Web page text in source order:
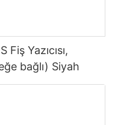
Yazıcısı,
bağlı) Siyah